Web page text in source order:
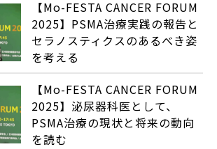
【Mo-FESTA CANCER FORUM
2025】PSMA治療実践の報告と
セラノスティクスのあるべき姿
を考える
【Mo-FESTA CANCER FORUM
2025】泌尿器科医として、
PSMA治療の現状と将来の動向
を読む